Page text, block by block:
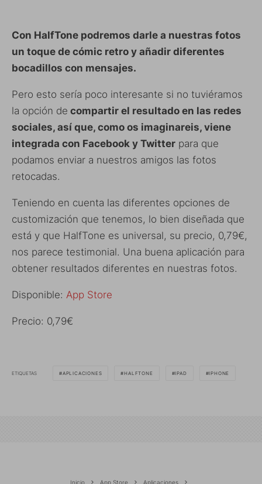
Con HalfTone podremos darle a nuestras fotos
un toque de cómic retro y añadir diferentes
bocadillos con mensajes.
Pero esto sería poco interesante si no tuviéramos
la opción de compartir el resultado en las redes
sociales, así que, como os imaginareis, viene
integrada con Facebook y Twitter para que
podamos enviar a nuestros amigos las fotos
retocadas.
Teniendo en cuenta las diferentes opciones de
customización que tenemos, lo bien diseñada que
está y que HalfTone es universal, su precio, 0,79€,
nos parece testimonial. Una buena aplicación para
obtener resultados diferentes en nuestras fotos.
Disponible: App Store
Precio: 0,79€
ETIQUETAS APLICACIONES HALFTONE IPAD IPHONE
Inicio App Store
Aplicaciones